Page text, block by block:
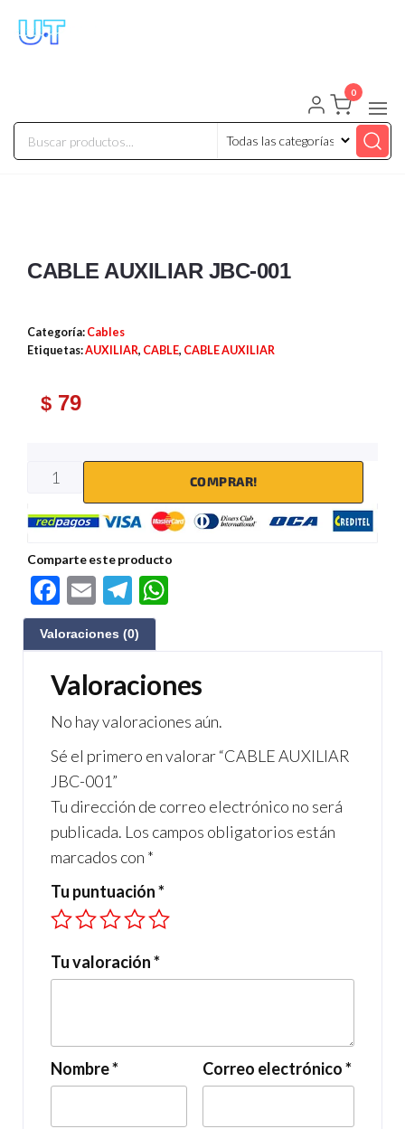
0
CABLE AUXILIAR JBC-001
Categoría: Cables
Etiquetas:AUXILIAR, CABLE, CABLE AUXILIAR
$ 79
COMPRAR!
Comparte este producto
F
ac
e
b
o
o
k
E
m
ail
Te
le
gr
a
m
s
A
p
p
Valoraciones (0)
Valoraciones
No hay valoraciones aún.
Sé el primero en valorar “CABLE AUXILIAR
JBC-001”
Tu dirección de correo electrónico no será
publicada. Los campos obligatorios están
marcados con *
Tu puntuación*
Tu valoración*
Nombre* Correo electrónico*